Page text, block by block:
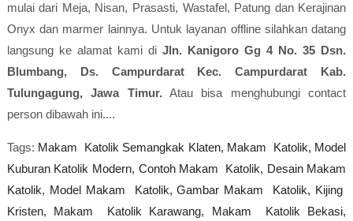
mulai dari Meja, Nisan, Prasasti, Wastafel, Patung dan Kerajinan
Onyx dan marmer lainnya. Untuk layanan offline silahkan datang
langsung ke alamat kami di Jln. Kanigoro Gg 4 No. 35 Dsn.
Blumbang, Ds. Campurdarat Kec. Campurdarat Kab.
Tulungagung, Jawa Timur.Atau bisa menghubungi contact
person dibawah ini....
Tags: Makam Katolik Semangkak Klaten, Makam Katolik, Model
Kuburan Katolik Modern, Contoh Makam Katolik, Desain Makam
Katolik, Model Makam Katolik, Gambar Makam Katolik, Kijing
Kristen,
Makam Katolik Karawang,
Makam Katolik Bekasi,